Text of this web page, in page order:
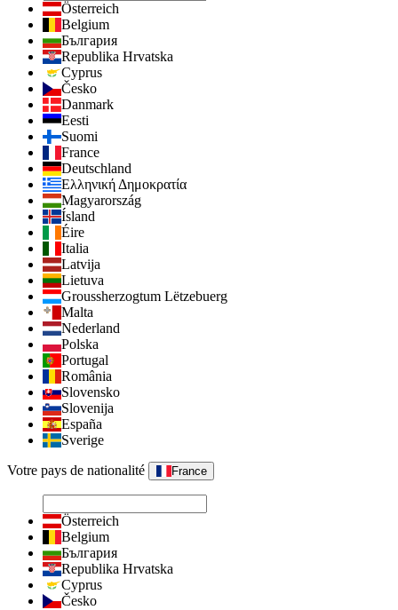
Österreich
Belgium
България
Republika Hrvatska
Cyprus
Česko
Danmark
Eesti
Suomi
France
Deutschland
Ελληνική Δημοκρατία
Magyarország
Ísland
Éire
Italia
Latvija
Lietuva
Groussherzogtum Lëtzebuerg
Malta
Nederland
Polska
Portugal
România
Slovensko
Slovenija
España
Sverige
Votre pays de nationalité
France
Österreich
Belgium
България
Republika Hrvatska
Cyprus
Česko